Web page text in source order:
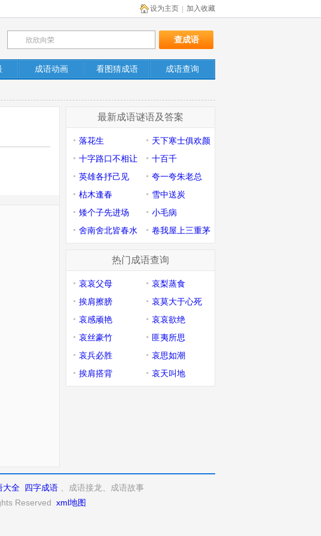
加入收藏
设为主页
成语动画 看图猜成语 成语查询
最新成语谜语及答案
落花生
天下寒士俱欢颜
十字路口不相让
十百千
英雄各抒己见
夸一夸朱老总
枯木逢春
雪中送炭
矮个子先进场
小毛病
舍南舍北皆春水
卷我屋上三重茅
热门成语查询
哀哀父母
哀梨蒸食
挨肩擦膀
哀莫大于心死
哀感顽艳
哀哀欲绝
哀丝豪竹
匪夷所思
哀兵必胜
哀思如潮
挨肩搭背
哀天叫地
大全 四字成语
、成语接龙、成语故事
Reserved xml地图